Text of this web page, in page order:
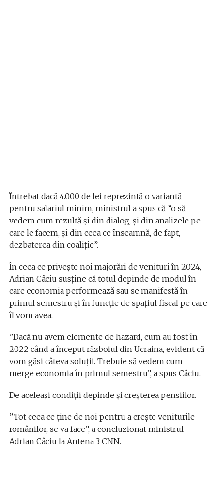
Întrebat dacă 4.000 de lei reprezintă o variantă
pentru salariul minim, ministrul a spus că ”o să
vedem cum rezultă și din dialog, și din analizele pe
care le facem, și din ceea ce înseamnă, de fapt,
dezbaterea din coaliție”.
În ceea ce privește noi majorări de venituri în 2024,
Adrian Câciu susține că totul depinde de modul în
care economia performează sau se manifestă în
primul semestru și în funcție de spațiul fiscal pe care
îl vom avea.
”Dacă nu avem elemente de hazard, cum au fost în
2022 când a început războiul din Ucraina, evident că
vom găsi câteva soluții. Trebuie să vedem cum
merge economia în primul semestru”, a spus Câciu.
De aceleași condiții depinde și creșterea pensiilor.
”Tot ceea ce ține de noi pentru a crește veniturile
românilor, se va face”, a concluzionat ministrul
Adrian Câciu la Antena 3 CNN.